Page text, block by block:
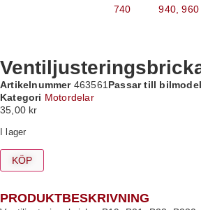
740 940, 960
Artikelnummer 463561 Passar till
Kategori Motordelar
35,00 kr
I lager
KÖP
PRODUKTBESKRIVNING